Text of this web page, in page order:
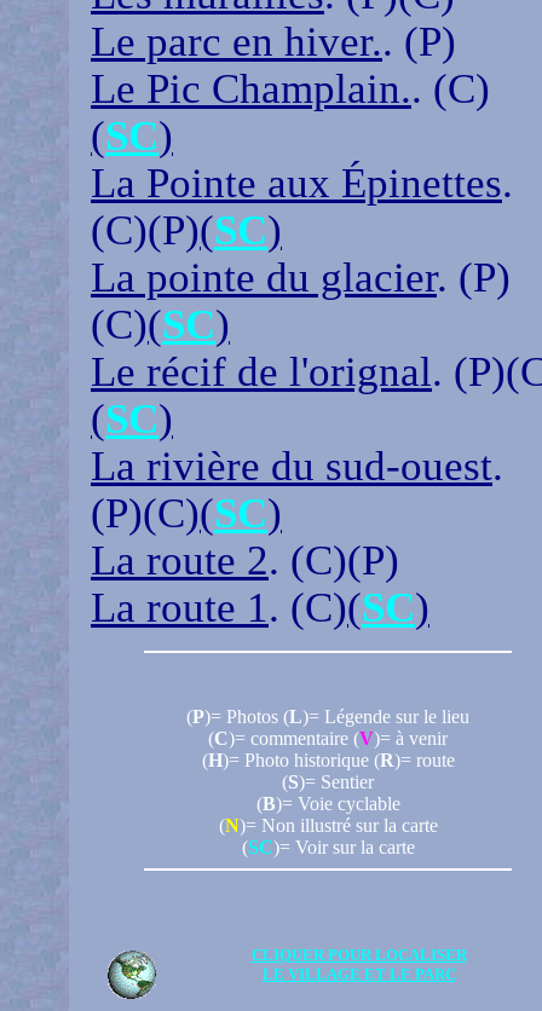
Le parc en hiver.. (P)
Le Pic Champlain.. (C)
(SC)
La Pointe aux Épinettes.
(C)(P)(SC)
La pointe du glacier. (P)
(C)(SC)
Le récif de l'orignal.
(SC)
La rivière du sud-ouest.
(P)(C)(SC)
La route 2. (C)(P)
La route 1. (C)(SC)
(P)= Photos (L)= Légende sur le lieu
(C)= commentaire (V)= à venir
(H)= Photo historique (R)= route
(S)= Sentier
(B)= Voie cyclable
(N)= Non illustré sur la carte
(SC)= Voir sur la carte
CLIQUER POUR LOCALISER
LE VILLAGE ET LE PARC